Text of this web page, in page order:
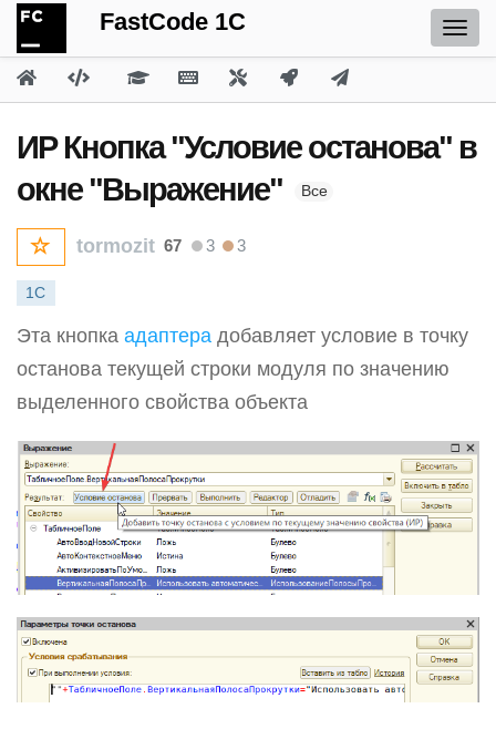
FastCode 1C
ИР Кнопка "Условие останова" в
окне "Выражение"
Все
tormozit 67 3 3
1С
Эта кнопка адаптера добавляет условие в точку
останова текущей строки модуля по значению
выделенного свойства объекта